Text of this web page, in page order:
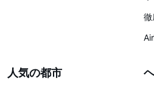
徹
人気の都市